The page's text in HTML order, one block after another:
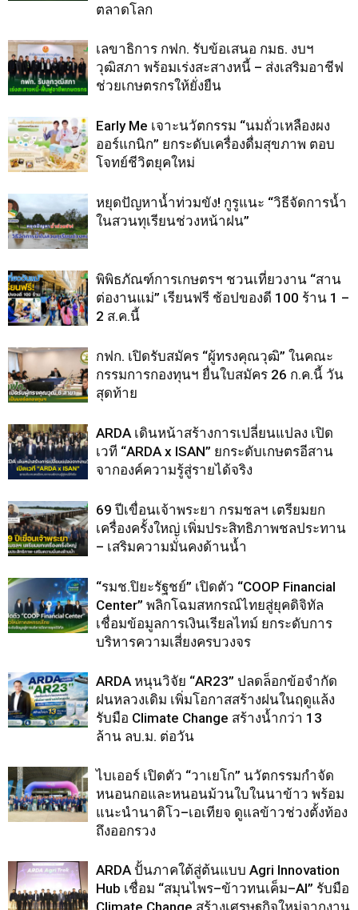
ตลาดโลก
เลขาธิการ กฟก. รับข้อเสนอ กมธ. งบฯ
วุฒิสภา พร้อมเร่งสะสางหนี้ – ส่งเสริมอาชีฟ
ช่วยเกษตรกรให้ยั่งยืน
Early Me เจาะนวัตกรรม “นมถั่วเหลืองผง
ออร์แกนิก” ยกระดับเครื่องดื่มสุขภาพ ตอบ
โจทย์ชีวิตยุคใหม่
หยุดปัญหาน้ำท่วมขัง! กูรูแนะ “วิธีจัดการน้ำ
ในสวนทุเรียนช่วงหน้าฝน”
พิพิธภัณฑ์การเกษตรฯ ชวนเที่ยวงาน “สาน
ต่องานแม่” เรียนฟรี ช้อปของดี 100 ร้าน 1 –
2 ส.ค.นี้
กฟก. เปิดรับสมัคร “ผู้ทรงคุณวุฒิ” ในคณะ
กรรมการกองทุนฯ ยื่นใบสมัคร 26 ก.ค.นี้ วัน
สุดท้าย
ARDA เดินหน้าสร้างการเปลี่ยนแปลง เปิด
เวที “ARDA x ISAN” ยกระดับเกษตรอีสาน
จากองค์ความรู้สู่รายได้จริง
69 ปีเขื่อนเจ้าพระยา กรมชลฯ เตรียมยก
เครื่องครั้งใหญ่ เพิ่มประสิทธิภาพชลประทาน
– เสริมความมั่นคงด้านน้ำ
“รมช.ปิยะรัฐชย์” เปิดตัว “COOP Financial
Center” พลิกโฉมสหกรณ์ไทยสู่ยุคดิจิทัล
เชื่อมข้อมูลการเงินเรียลไทม์ ยกระดับการ
บริหารความเสี่ยงครบวงจร
ARDA หนุนวิจัย “AR23” ปลดล็อกข้อจำกัด
ฝนหลวงเดิม เพิ่มโอกาสสร้างฝนในฤดูแล้ง
รับมือ Climate Change สร้างน้ำกว่า 13
ล้าน ลบ.ม. ต่อวัน
ไบเออร์ เปิดตัว “วาเยโก” นวัตกรรมกำจัด
หนอนกอและหนอนม้วนใบในนาข้าว พร้อม
แนะนำนาติโว–เอเทียจ ดูแลข้าวช่วงตั้งท้อง
ถึงออกรวง
ARDA ปั้นภาคใต้สู่ต้นแบบ Agri Innovation
Hub เชื่อม “สมุนไพร–ข้าวทนเค็ม–AI” รับมือ
Climate Change สร้างเศรษฐกิจใหม่จากงาน